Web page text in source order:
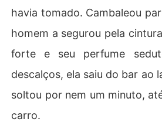
havia tomado. Cambaleou
homem a segurou pela
forte e seu perfume
descalços, ela saiu do bar ao
soltou por nem um minuto,
carro.